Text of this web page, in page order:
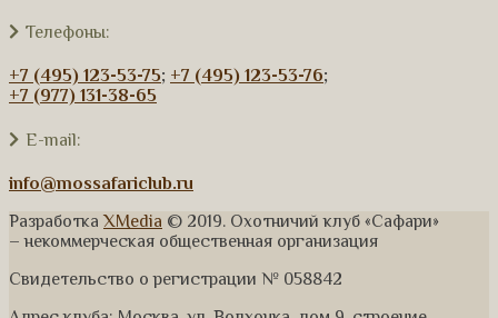
Телефоны:
+7 (495) 123-53-75; +7 (495) 123-53-76;
+7 (977) 131-38-65
E-mail:
info@mossafariclub.ru
Разработка XMedia © 2019. Охотничий клуб «Сафари»
– некоммерческая общественная организация
Свидетельство о регистрации № 058842